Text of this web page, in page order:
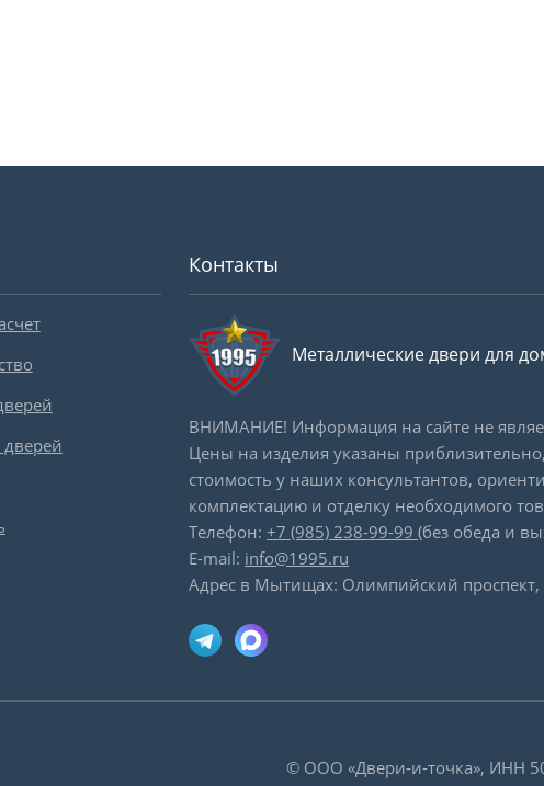
дверей
Контакты
Металлические двери для
ВНИМАНИЕ! Информация на сайте не
Цены на изделия указаны
стоимость у наших консультантов,
комплектацию и отделку необходимого
Телефон: +7 (985) 238-99-99 (без обеда и
E-mail: info@1995.ru
Адрес в Мытищах: Олимпийский проспект,
© ООО «Двери-и-точка», ИНН